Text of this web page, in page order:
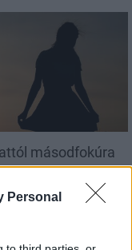
Personal
másodfokúra